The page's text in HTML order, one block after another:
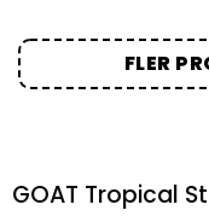
FLER
GOAT Tropical